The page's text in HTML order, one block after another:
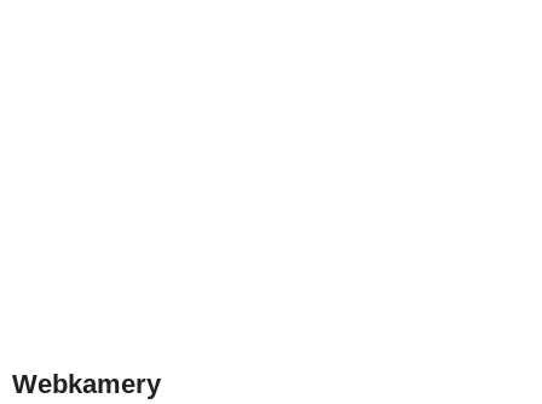
Webkamery